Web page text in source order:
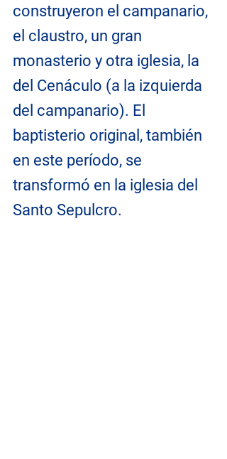
construyeron el campanario,
el claustro, un gran
monasterio y otra iglesia, la
del Cenáculo (a la izquierda
del campanario). El
baptisterio original, también
en este período, se
transformó en la iglesia del
Santo Sepulcro.